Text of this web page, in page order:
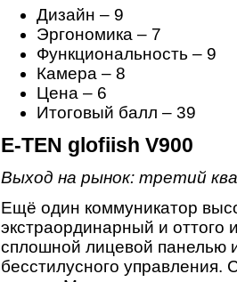
Дизайн – 9
Эргономика – 7
Функциональность – 9
Камера – 8
Цена – 6
Итоговый балл – 39
E-TEN glofiish V900
Выход на рынок: третий
Ещё один коммуникатор
экстраординарный и оттого
сплошной лицевой панелью
бесстилусного